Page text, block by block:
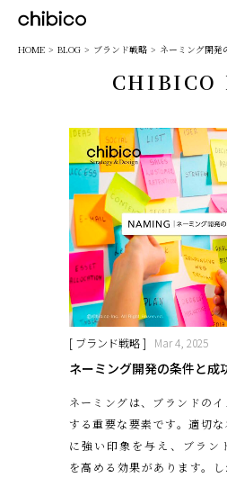
chibico
HOME BLOG ブランド戦略 ネーミング開発
CHIBICO
[ ブランド戦略 ] Mar 4, 2025
ネーミング開発の条件と成
ネーミングは、ブランドの
する重要な要素です。適切
に強い印象を与え、ブラン
を高める効果があります。